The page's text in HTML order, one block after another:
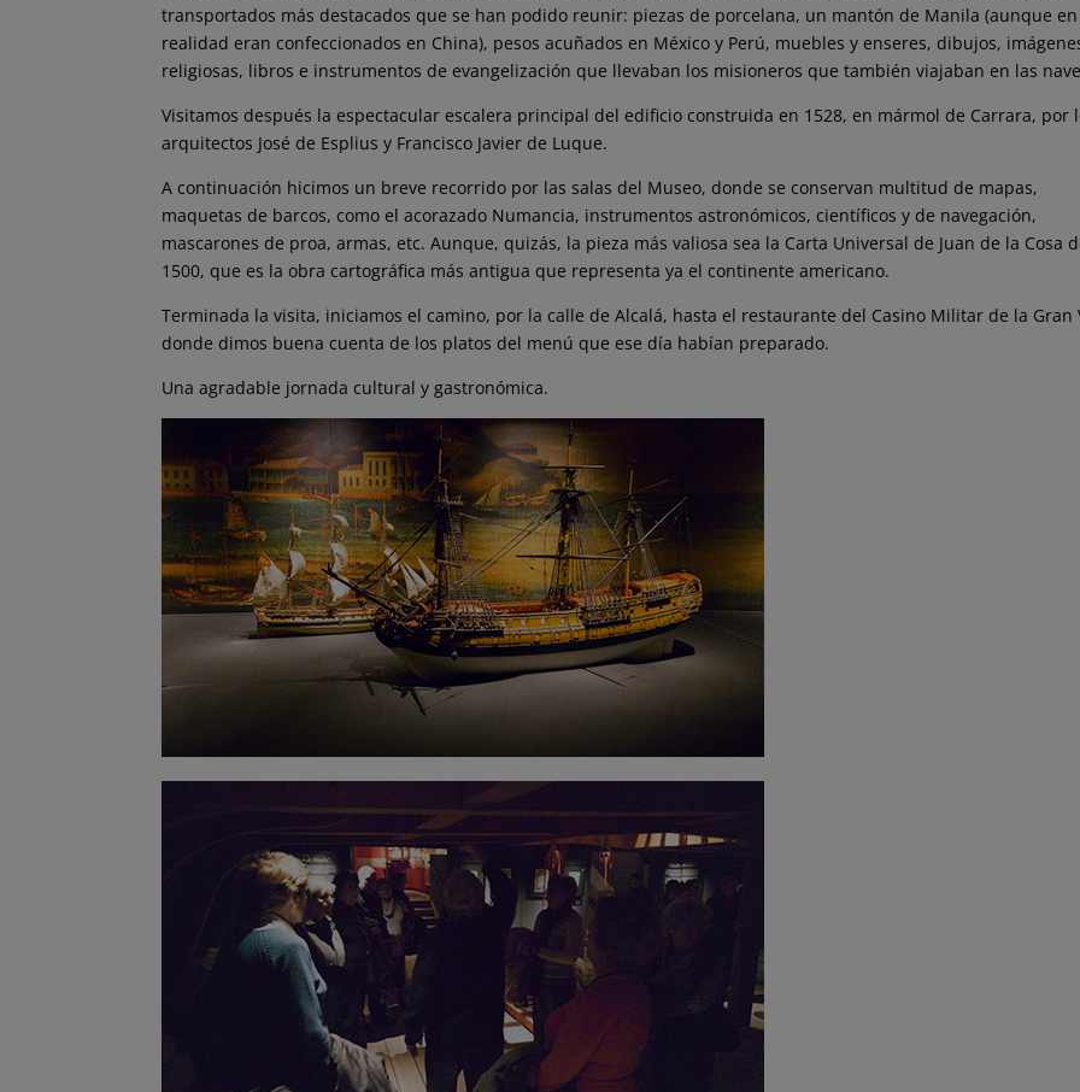
transportados más destacados que se han podido reunir: piezas de porcelana, un mantón de Manila (aunque en
realidad eran confeccionados en China), pesos acuñados en México y Perú, muebles y enseres, dibujos,
religiosas, libros e instrumentos de evangelización que llevaban los misioneros que también viajaban en las
Visitamos después la espectacular escalera principal del edificio construida en 1528, en mármol de Carrara, por
arquitectos José de Esplius y Francisco Javier de Luque.
A continuación hicimos un breve recorrido por las salas del Museo, donde se conservan multitud de mapas,
maquetas de barcos, como el acorazado Numancia, instrumentos astronómicos, científicos y de navegación,
mascarones de proa, armas, etc. Aunque, quizás, la pieza más valiosa sea la Carta Universal de Juan de la Cosa
1500, que es la obra cartográfica más antigua que representa ya el continente americano.
Terminada la visita, iniciamos el camino, por la calle de Alcalá, hasta el restaurante del Casino Militar de la Gran
donde dimos buena cuenta de los platos del menú que ese día habían preparado.
Una agradable jornada cultural y gastronómica.